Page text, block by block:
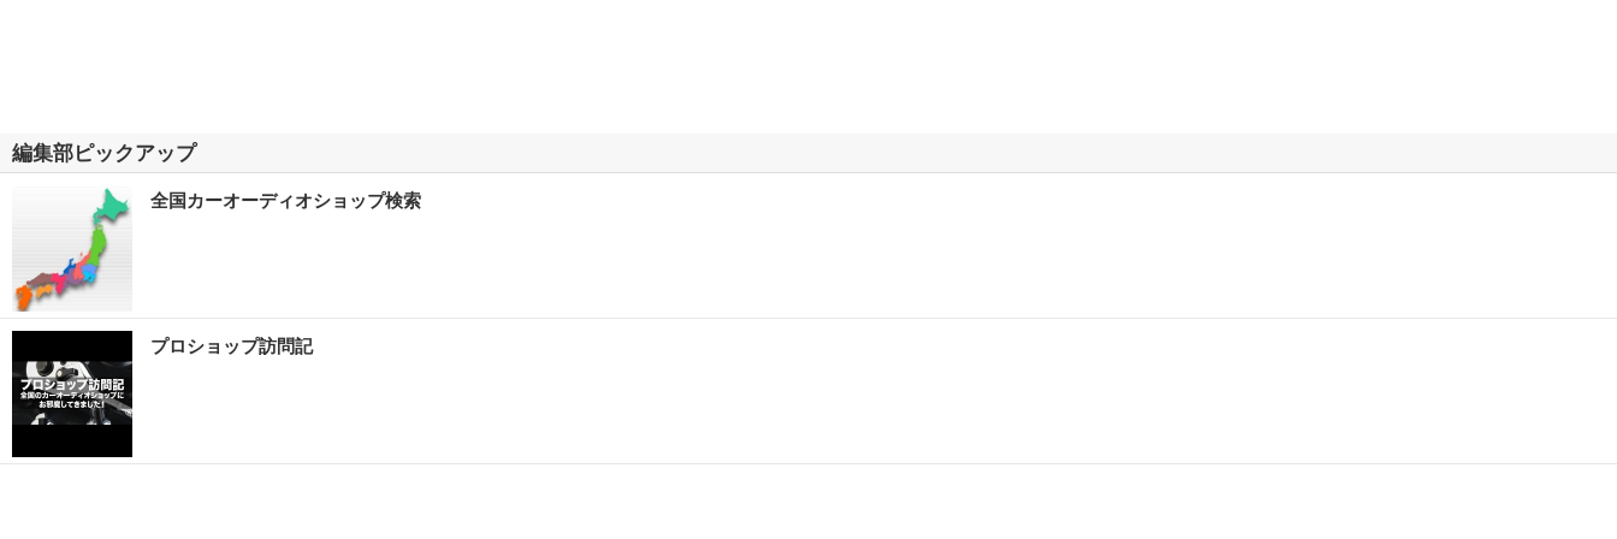
編集部ピックアップ
全国カーオーディオショップ検索
プロショップ訪問記